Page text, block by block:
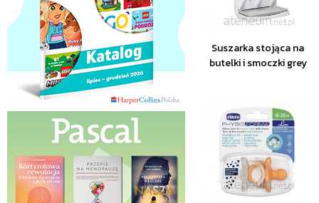
Suszarka stojąca na
butelki i smoczki grey